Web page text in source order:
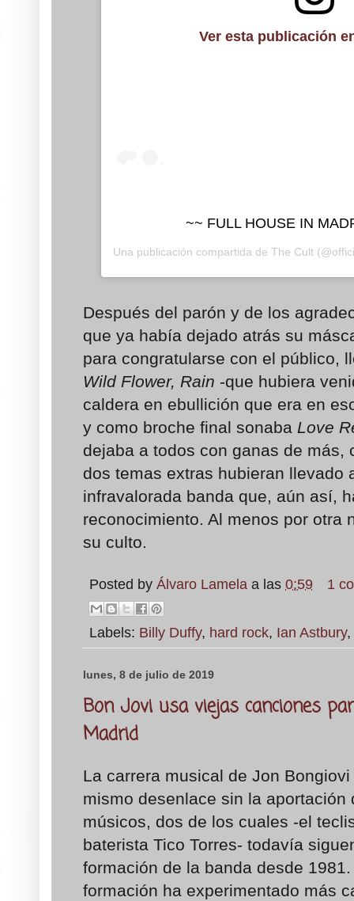
Ver esta publicación
~~ FULL HOUSE IN
Una publicación compartida deThe Cult
Después del parón y de los
que ya había dejado atrás su
para congratularse con el público,
Wild Flower, Rain -que hubiera
caldera en ebullición que era en
y como broche final sonaba Love
dejaba a todos con ganas de más,
dos temas extras hubieran llevado
infravalorada banda que, aún así,
reconocimiento. Al menos por otra
su culto.
Posted by Álvaro Lamela a las 0:59 1
Labels: Billy Duffy, hard rock, Ian Astbury,
lunes, 8 de julio de 2019
Bon Jovi usa viejas canciones
Madrid
La carrera musical de Jon
mismo desenlace sin la aportación
músicos, dos de los cuales -el
baterista Tico Torres- todavía
formación de la banda desde
formación ha experimentado más